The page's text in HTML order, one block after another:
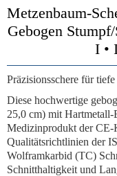
Metzenbaum-
Gebogen
I •
Präzisionsschere für
Diese hochwertige
25,0 cm) mit Hartmetall-
Medizinprodukt der CE-
Qualitätsrichtlinien der
Wolframkarbid (TC)
Schnitthaltigkeit und